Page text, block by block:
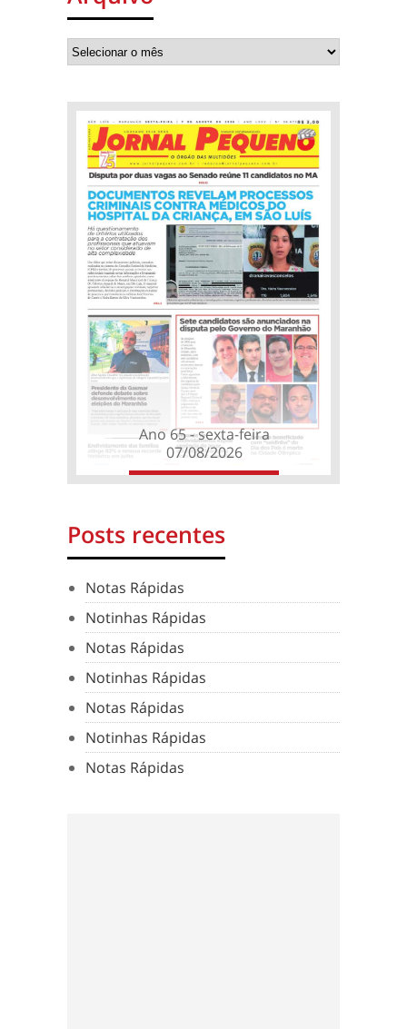
Ano 65 - sexta-feira
07/08/2026
Posts recentes
Notas Rápidas
Notinhas Rápidas
Notas Rápidas
Notinhas Rápidas
Notas Rápidas
Notinhas Rápidas
Notas Rápidas